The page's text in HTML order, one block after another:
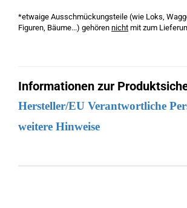
*etwaige Ausschmückungsteile (wie Loks,
Figuren, Bäume...) gehören nicht mit zum
Informationen zur
Hersteller/EU Verantwortliche
weitere Hinweise